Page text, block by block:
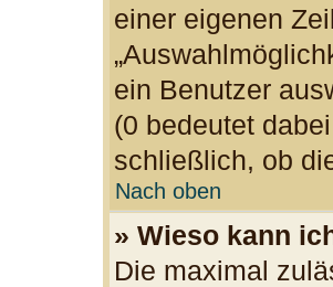
einer eigenen
ein Benutzer
(0 bedeutet
schließlich, ob
Nach oben
» Wieso kann
Die maximal